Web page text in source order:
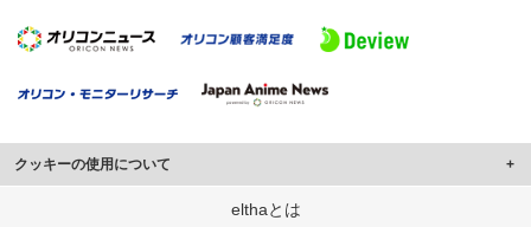
クッキーの使用について
このサイトでは Cookie を使用して、ユーザーに合わせたコンテンツや広告の
elthaとは